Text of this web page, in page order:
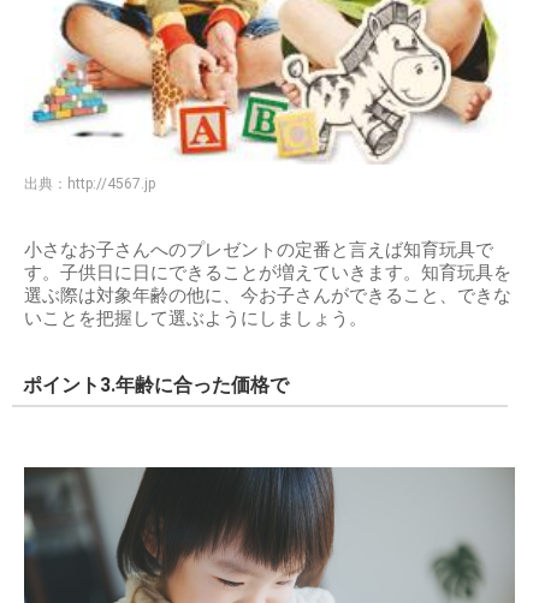
出典： http://4567.jp
小さなお子さんへのプレゼントの定番と言えば知育玩具で
す。子供日に日にできることが増えていきます。知育玩具を
選ぶ際は対象年齢の他に、今お子さんができること、できな
いことを把握して選ぶようにしましょう。
ポイント3.年齢に合った価格で